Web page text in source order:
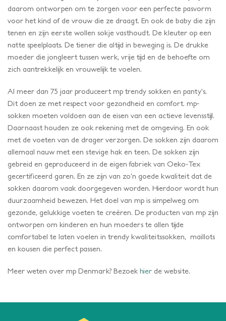
daarom ontworpen om te zorgen voor een perfecte pasvorm
voor het kind of de vrouw die ze draagt. En ook de baby die zijn
tenen en zijn eerste wollen sokje vasthoudt. De kleuter op een
natte speelplaats. De tiener die altijd in beweging is. De drukke
moeder die jongleert tussen werk, vrije tijd en de behoefte om
zich aantrekkelijk en vrouwelijk te voelen.
Al meer dan 75 jaar produceert mp trendy sokken en panty’s.
Dit doen ze met respect voor gezondheid en comfort. mp-
sokken moeten voldoen aan de eisen van een actieve levensstijl.
Daarnaast houden ze ook rekening met de omgeving. En ook
met de voeten van de drager verzorgen. De sokken zijn daarom
allemaal nauw met een stevige hak en teen. De sokken zijn
gebreid en geproduceerd in de eigen fabriek van Oeko-Tex
gecertificeerd garen. En ze zijn van zo’n goede kwaliteit dat de
sokken daarom vaak doorgegeven worden. Hierdoor wordt hun
duurzaamheid bewezen. Het doel van mp is simpelweg om
gezonde, gelukkige voeten te creëren. De producten van mp zijn
ontworpen om kinderen en hun moeders te allen tijde
comfortabel te laten voelen in trendy kwaliteitssokken, maillots
en kousen die perfect passen.
Meer weten over mp Denmark? Bezoek hier de website.